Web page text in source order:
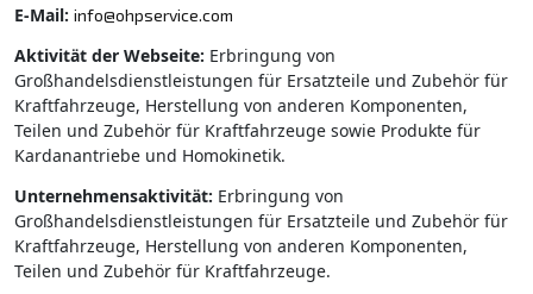
E-Mail: info@ohpservice.com
Aktivität der Webseite: Erbringung von
Großhandelsdienstleistungen für Ersatzteile und Zubehör für
Kraftfahrzeuge, Herstellung von anderen Komponenten,
Teilen und Zubehör für Kraftfahrzeuge sowie Produkte für
Kardanantriebe und Homokinetik.
Unternehmensaktivität: Erbringung von
Großhandelsdienstleistungen für Ersatzteile und Zubehör für
Kraftfahrzeuge, Herstellung von anderen Komponenten,
Teilen und Zubehör für Kraftfahrzeuge.